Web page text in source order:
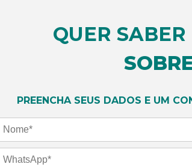
QUER
PREENCHA SEUS DADOS E UM
Nome
WhatsApp
Email